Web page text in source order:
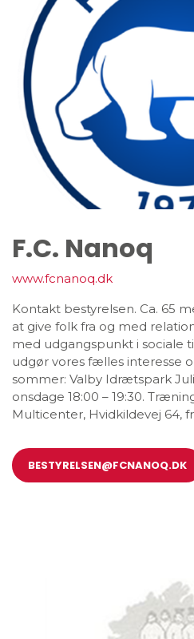
F.C. Nanoq
www.fcnanoq.dk
Kontakt bestyrelsen. Ca. 65
at give folk fra og med
med udgangspunkt i sociale
udgør vores fælles interesse
sommer: Valby Idrætspark
onsdage 18:00 – 19:30.
Multicenter, Hvidkildevej 64,
BESTYRELSEN@FCNANOQ.DK